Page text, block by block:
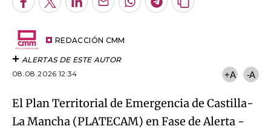
Facebook
TwitterLinkedInEnviarWhatsapp
Telegram
Copiar
REDACCIÓN CMM
ALERTAS DE ESTE AUTOR
08.08.2026 12:34
+A -A
El PlanTerritorial de Emergencia de Castilla-
La Mancha (PLATECAM) en Fase de Alerta -